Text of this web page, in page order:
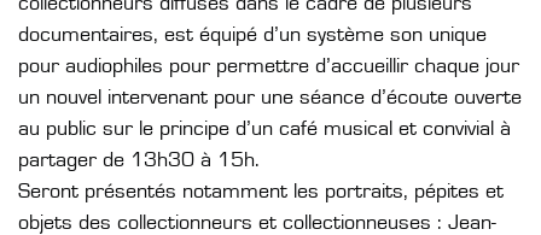
documentaires, est équipé d’un système son unique
pour audiophiles pour permettre d’accueillir chaque jour
un nouvel intervenant pour une séance d’écoute ouverte
au public sur le principe d’un café musical et convivial à
partager de 13h30 à 15h.
Seront présentés notamment les portraits, pépites et
objets des collectionneurs et collectionneuses : Jean-